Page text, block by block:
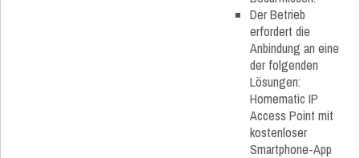
Der Betrieb
erfordert die
Anbindung an eine
der folgenden
Lösungen:
Homematic IP
Access Point mit
kostenloser
Smartphone-App